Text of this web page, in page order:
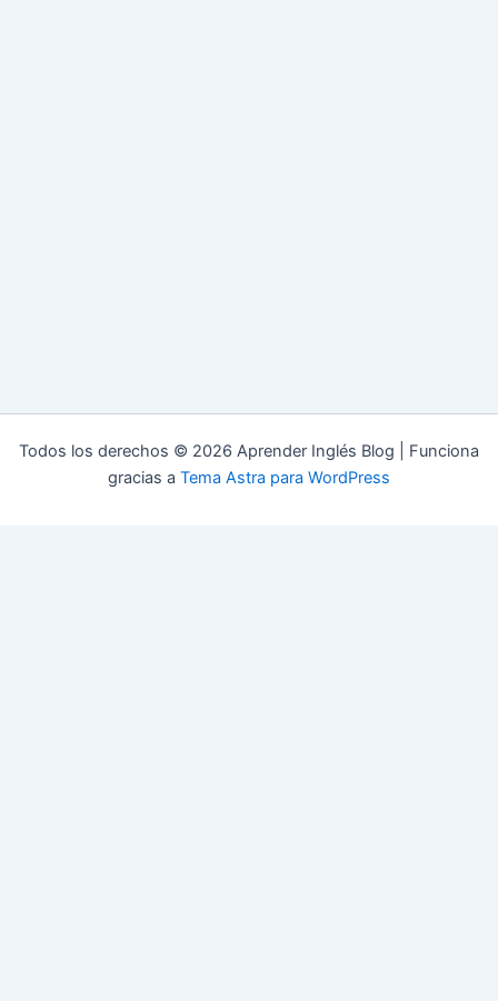
Todos los derechos © 2026 Aprender Inglés Blog | Funciona
gracias a Tema Astra para WordPress